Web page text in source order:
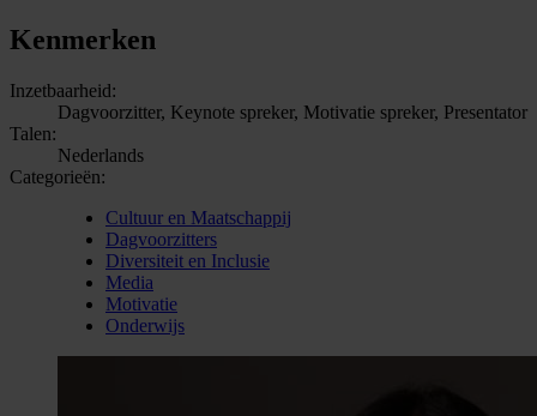
Kenmerken
Inzetbaarheid:
Dagvoorzitter, Keynote spreker, Motivatie spreker, Presentator
Talen:
Nederlands
Categorieën:
Cultuur en Maatschappij
Dagvoorzitters
Diversiteit en Inclusie
Media
Motivatie
Onderwijs